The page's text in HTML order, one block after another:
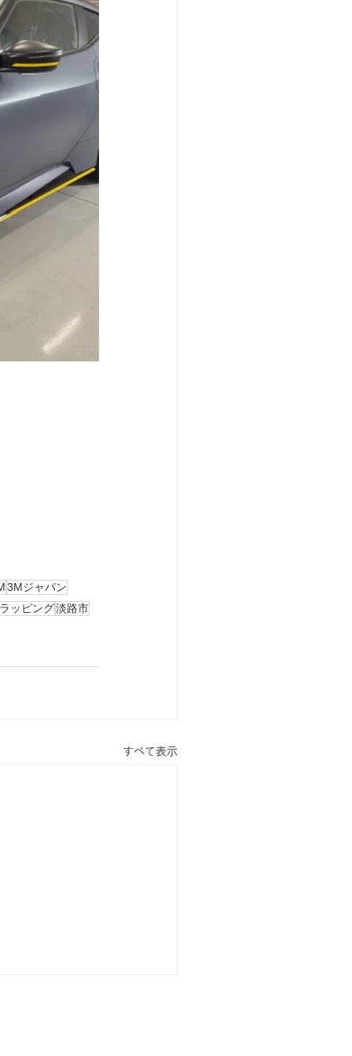
3Mジャパン
ッピング淡路市
すべて表示